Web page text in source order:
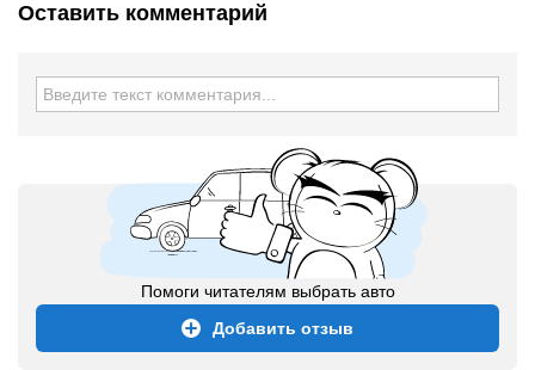
Оставить комментарий
Помоги читателям выбрать авто
Добавить отзыв